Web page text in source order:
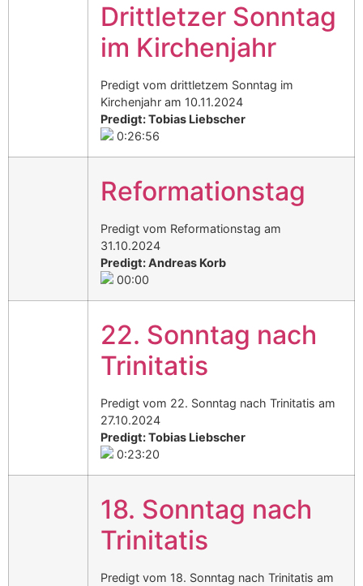
Drittletzer Sonntag
im Kirchenjahr
Predigt vom drittletzem Sonntag im
Kirchenjahr am 10.11.2024
Predigt: Tobias Liebscher
0:26:56
Reformationstag
Predigt vom Reformationstag am
31.10.2024
Predigt: Andreas Korb
00:00
22. Sonntag nach
Trinitatis
Predigt vom 22. Sonntag nach Trinitatis am
27.10.2024
Predigt: Tobias Liebscher
0:23:20
18. Sonntag nach
Trinitatis
Predigt vom 18. Sonntag nach Trinitatis am